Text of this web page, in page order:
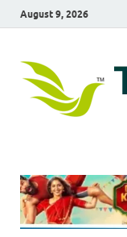
August 9, 2026